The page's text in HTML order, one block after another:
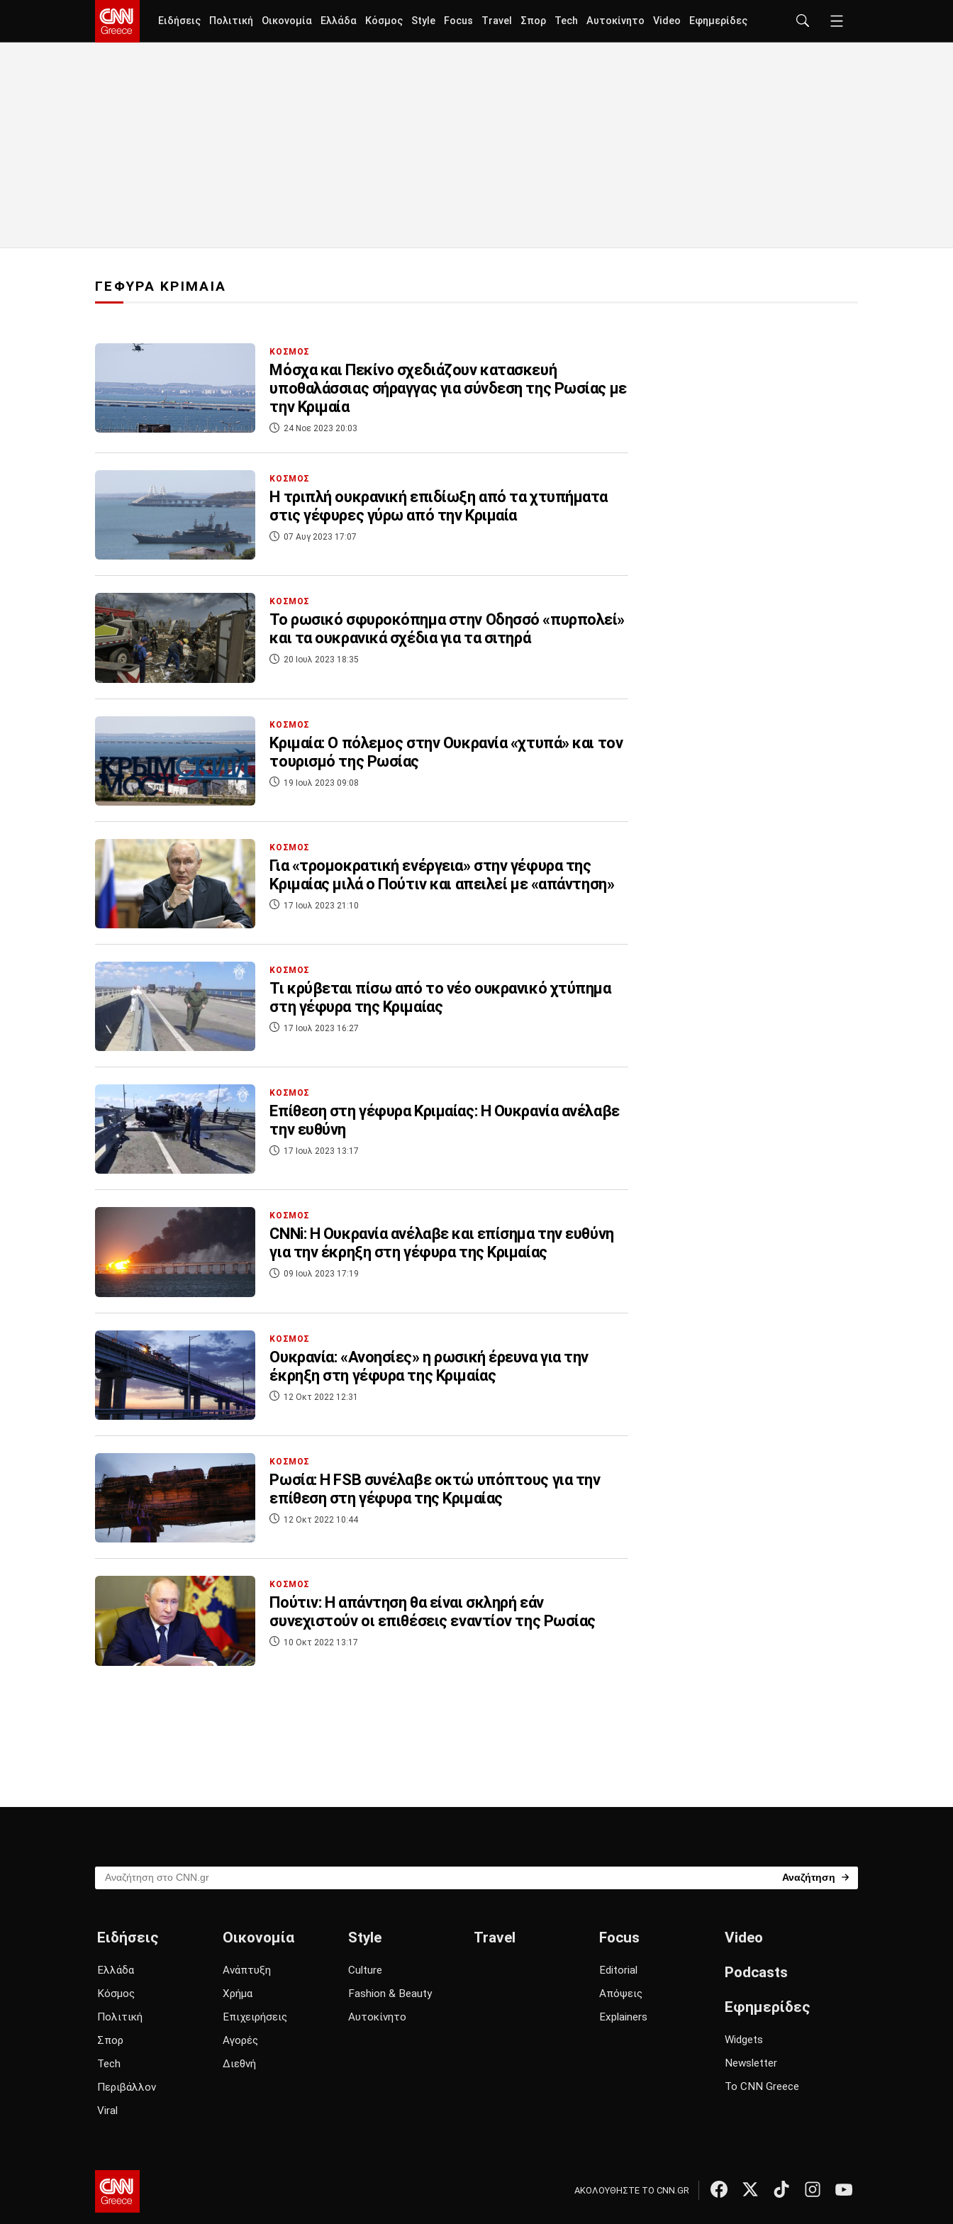
Ειδήσεις Πολιτική Οικονομία Ελλάδα Κόσμος Style Focus Travel Σπορ Tech Αυτοκίνητο Video Εφημερίδες
ΓΕΦΥΡΑ ΚΡΙΜΑΙΑ
ΚΟΣΜΟΣ
Μόσχα και Πεκίνο σχεδιάζουν κατασκευή
υποθαλάσσιας σήραγγας για σύνδεση της Ρωσίας με
την Κριμαία
24 Νοε 2023 20:03
ΚΟΣΜΟΣ
Η τριπλή ουκρανική επιδίωξη από τα χτυπήματα
στις γέφυρες γύρω από την Κριμαία
07 Αυγ 2023 17:07
ΚΟΣΜΟΣ
Το ρωσικό σφυροκόπημα στην Οδησσό «πυρπολεί»
και τα ουκρανικά σχέδια για τα σιτηρά
20 Ιουλ 2023 18:35
ΚΟΣΜΟΣ
Κριμαία: Ο πόλεμος στην Ουκρανία «χτυπά» και τον
τουρισμό της Ρωσίας
19 Ιουλ 2023 09:08
ΚΟΣΜΟΣ
Για «τρομοκρατική ενέργεια» στην γέφυρα της
Κριμαίας μιλά ο Πούτιν και απειλεί με «απάντηση»
17 Ιουλ 2023 21:10
ΚΟΣΜΟΣ
Τι κρύβεται πίσω από το νέο ουκρανικό χτύπημα
στη γέφυρα της Κριμαίας
17 Ιουλ 2023 16:27
ΚΟΣΜΟΣ
Επίθεση στη γέφυρα Κριμαίας: Η Ουκρανία ανέλαβε
την ευθύνη
17 Ιουλ 2023 13:17
ΚΟΣΜΟΣ
CNNi: Η Ουκρανία ανέλαβε και επίσημα την ευθύνη
για την έκρηξη στη γέφυρα της Κριμαίας
09 Ιουλ 2023 17:19
ΚΟΣΜΟΣ
Ουκρανία: «Ανοησίες» η ρωσική έρευνα για την
έκρηξη στη γέφυρα της Κριμαίας
12 Οκτ 2022 12:31
ΚΟΣΜΟΣ
Ρωσία: Η FSB συνέλαβε οκτώ υπόπτους για την
επίθεση στη γέφυρα της Κριμαίας
12 Οκτ 2022 10:44
ΚΟΣΜΟΣ
Πούτιν: Η απάντηση θα είναι σκληρή εάν
συνεχιστούν οι επιθέσεις εναντίον της Ρωσίας
10 Οκτ 2022 13:17
Αναζήτηση στο CNN.gr Αναζήτηση
Ειδήσεις
Ελλάδα
Κόσμος
Πολιτική
Σπορ
Tech
Περιβάλλον
Viral
Οικονομία
Ανάπτυξη
Χρήμα
Επιχειρήσεις
Αγορές
Διεθνή
Style
Culture
Fashion & Beauty
Αυτοκίνητο
Travel Focus
Editorial
Απόψεις
Explainers
Video
Podcasts
Εφημερίδες
Widgets
Newsletter
Το CNN Greece
ΑΚΟΛΟΥΘΗΣΤΕ ΤΟ CNN.GR